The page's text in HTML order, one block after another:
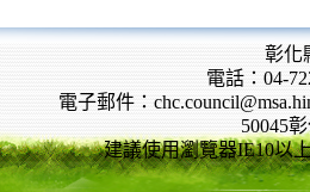
彰化
電話：04-
電子郵件：
50045
建議使用瀏覽器IE10以